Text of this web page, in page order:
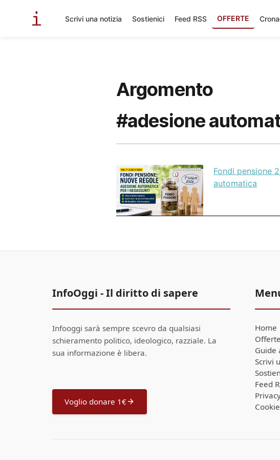
Scrivi una notizia Sostienici Feed RSS OFFERTE
Argomento
#adesione
Fondi pensione
automatica
InfoOggi - Il diritto di sapere
Infooggi sarà sempre scevro da qualsiasi
schieramento politico, ideologico, razziale. La
sua informazione è libera.
Voglio donare 1€
Home
Guide
Scrivi
Feed